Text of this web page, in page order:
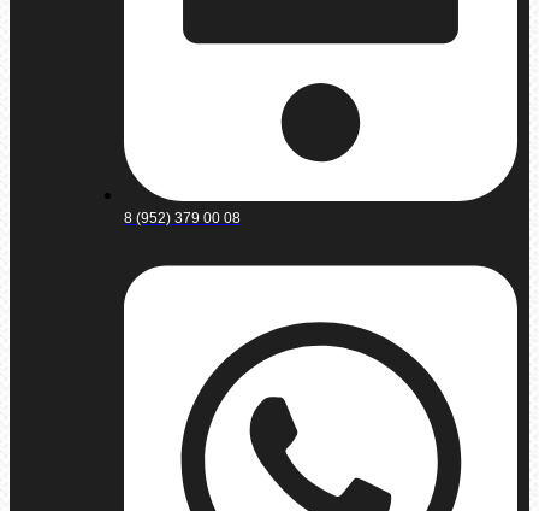
8 (952) 379 00 08